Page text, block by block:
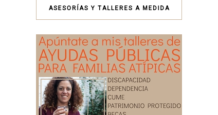
ASESORÍAS Y TALLERES A MEDIDA